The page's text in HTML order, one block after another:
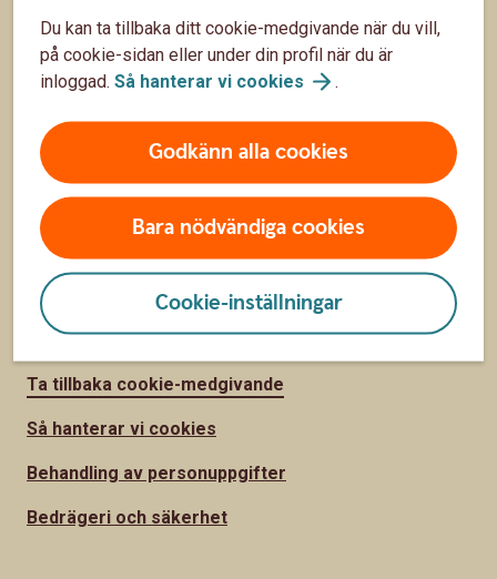
Du kan ta tillbaka ditt cookie-medgivande när du vill,
på cookie-sidan eller under din profil när du är
inloggad. Så hanterar vi cookies .
Godkänn alla cookies
Bara nödvändiga cookies
Cookie-inställningar
Om oss
Om Skurups Sparbank
Hållbarhet
Vårt samhällsengagemang
Jobba hos oss
Säkerhet och integritet
Ta tillbaka cookie-medgivande
Så hanterar vi cookies
Behandling av personuppgifter
Bedrägeri och säkerhet